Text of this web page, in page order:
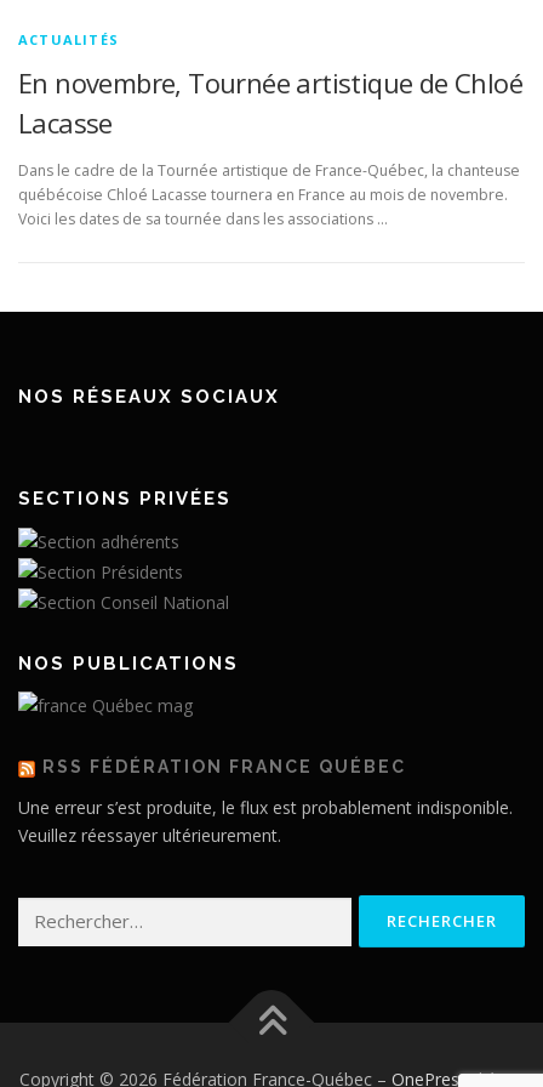
ACTUALITÉS
En novembre, Tournée artistique de Chloé
Lacasse
Dans le cadre de la Tournée artistique de France-Québec, la chanteuse
québécoise Chloé Lacasse tournera en France au mois de novembre.
Voici les dates de sa tournée dans les associations …
NOS RÉSEAUX SOCIAUX
SECTIONS PRIVÉES
NOS PUBLICATIONS
RSS FÉDÉRATION FRANCE QUÉBEC
Une erreur s’est produite, le flux est probablement indisponible.
Veuillez réessayer ultérieurement.
Rechercher :
Copyright © 2026 Fédération France-Québec – OnePressthème